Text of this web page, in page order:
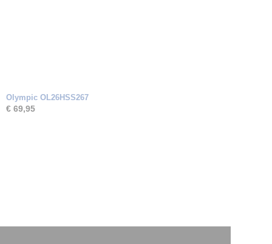
Olympic OL26HSS267
€ 69,95